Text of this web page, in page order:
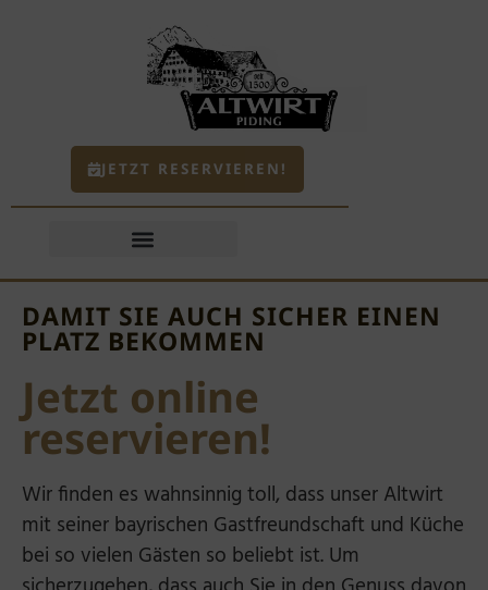
JETZT RESERVIEREN!
DAMIT SIE AUCH SICHER EINEN
PLATZ BEKOMMEN
Jetzt online
reservieren!
Wir finden es wahnsinnig toll, dass unser Altwirt
mit seiner bayrischen Gastfreundschaft und Küche
bei so vielen Gästen so beliebt ist. Um